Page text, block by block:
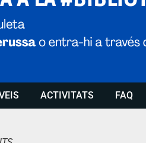
ACTIVITATS FAQ